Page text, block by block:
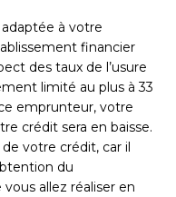
à votre
financier
des taux de l’usure
limité au plus à 33
emprunteur, votre
crédit sera en baisse.
votre crédit, car il
du
allez réaliser en